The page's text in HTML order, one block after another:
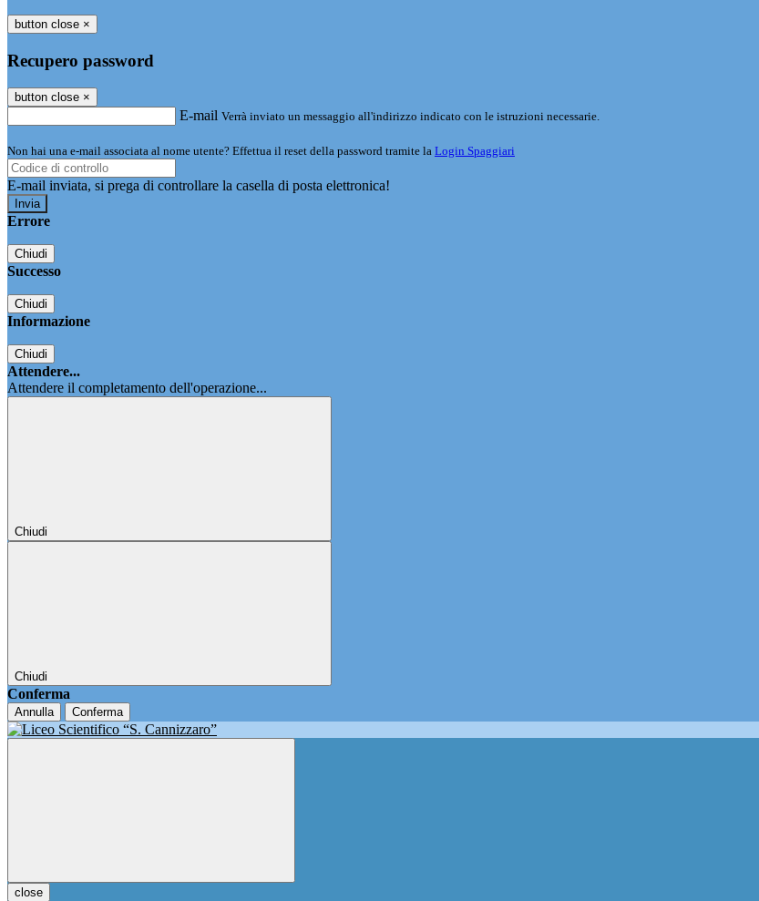
button close ×
Recupero password
button close ×
E-mail Verrà inviato un messaggio all'indirizzo indicato con le istruzioni necessarie.
Non hai una e-mail associata al nome utente? Effettua il reset della password tramite la Login Spaggiari
E-mail inviata, si prega di controllare la casella di posta elettronica!
Errore
Chiudi
Successo
Chiudi
Informazione
Chiudi
Attendere...
Attendere il completamento dell'operazione...
Chiudi
Chiudi
Conferma
Annulla Conferma
close